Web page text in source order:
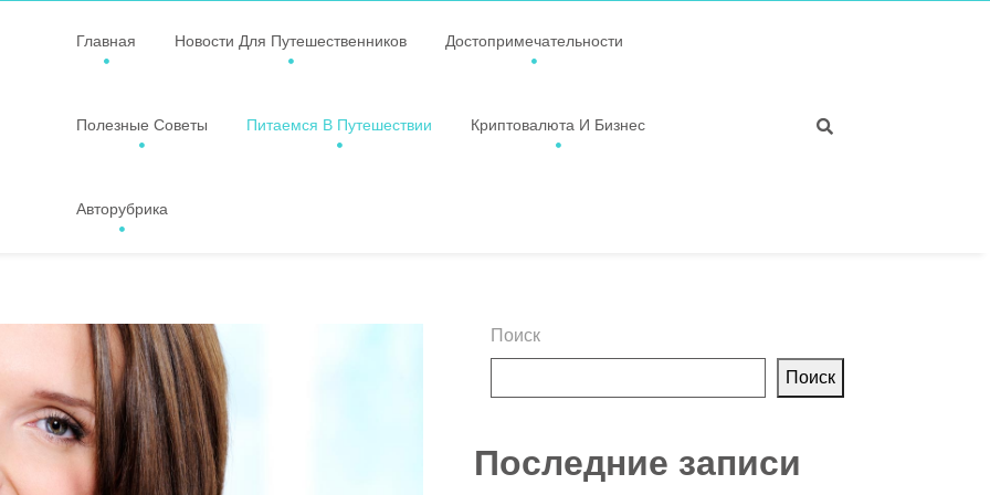
Главная Новости Для Путешественников Достопримечательности
Полезные Советы Питаемся В Путешествии Криптовалюта И Бизнес
Авторубрика
Поиск
Поиск
Последние записи